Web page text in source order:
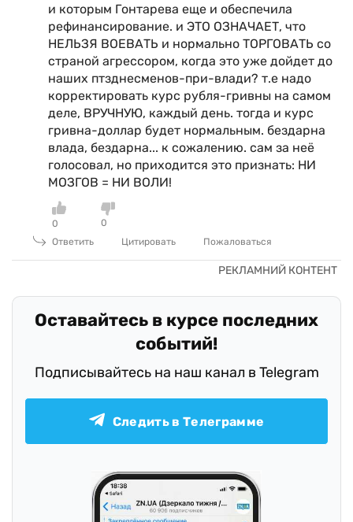
и которым Гонтарева еще и обеспечила
рефинансирование. и ЭТО ОЗНАЧАЕТ, что
НЕЛЬЗЯ ВОЕВАТЬ и нормально ТОРГОВАТЬ со
страной агрессором, когда это уже дойдет до
наших птзднесменов-при-влади? т.е надо
корректировать курс рубля-гривны на самом
деле, ВРУЧНУЮ, каждый день. тогда и курс
гривна-доллар будет нормальным. бездарна
влада, бездарна... к сожалению. сам за неё
голосовал, но приходится это признать: НИ
МОЗГОВ = НИ ВОЛИ!
0
0
Ответить
Цитировать Пожаловаться
Оставайтесь в курсе последних
событий!
Подписывайтесь на наш канал в Telegram
Следить в Телеграмме